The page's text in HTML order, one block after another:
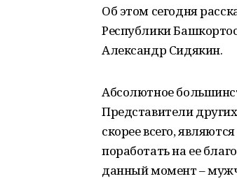
Об этом сегодня
Республики
Александр Сидякин.
Абсолютное
Представители
скорее всего,
поработать на ее
данный момент –